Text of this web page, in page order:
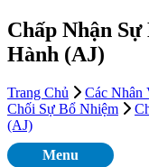
Chấp Nhận
Hành (AJ)
Trang Chủ Các Nhân
Chối Sự Bổ Nhiệm
(AJ)
Menu